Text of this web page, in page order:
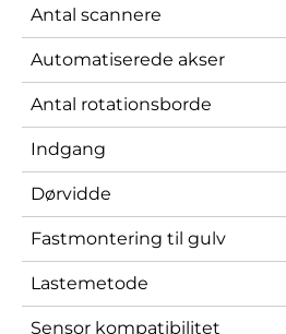
Antal scannere
Automatiserede akser
Antal rotationsborde
Indgang
Dørvidde
Fastmontering til gulv
Lastemetode
Sensor kompatibilitet